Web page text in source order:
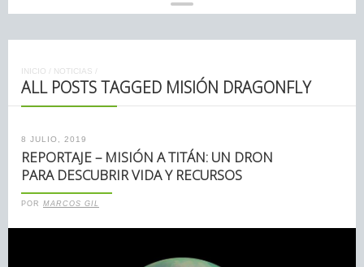
INICIO / NOTICIAS /
ALL POSTS TAGGED MISIÓN DRAGONFLY
8 JULIO, 2019
REPORTAJE – MISIÓN A TITÁN: UN DRON
PARA DESCUBRIR VIDA Y RECURSOS
POR MARCOS GIL